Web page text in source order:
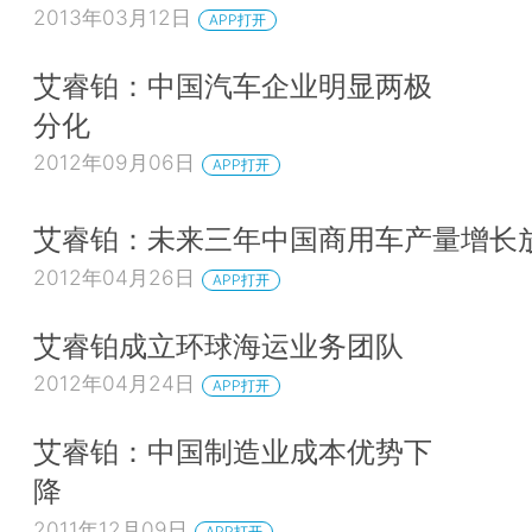
2013年03月12日 APP打开
艾睿铂：中国汽车企业明显两极
分化
2012年09月06日 APP打开
艾睿铂：未来三年中国商用车产量增长
2012年04月26日 APP打开
艾睿铂成立环球海运业务团队
2012年04月24日 APP打开
艾睿铂：中国制造业成本优势下
降